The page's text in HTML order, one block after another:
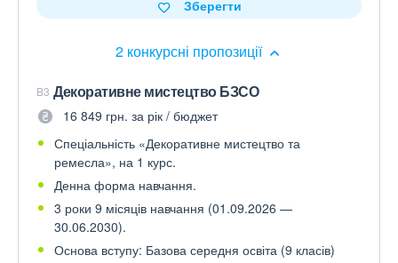
2 конкурсні пропозиції
Зберегти
B3 Декоративне мистецтво БЗСО
16 849 грн. за рік / бюджет
Спеціальність «Декоративне мистецтво та
ремесла», на 1 курс.
Денна форма навчання.
3 роки 9 місяців навчання (01.09.2026 —
30.06.2030).
Основа вступу: Базова середня освіта (9 класів)